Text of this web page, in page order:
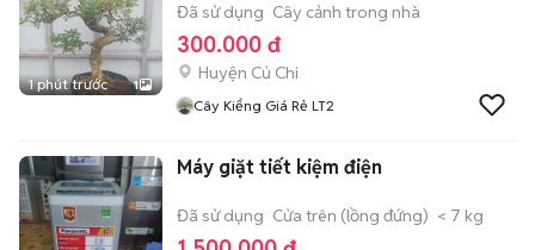
1 phút trước 1
Đã sử dụng Cây cảnh trong nhà
300.000 đ
Huyện Củ Chi
Cây Kiểng Giá Rẻ LT2
Máy giặt tiết kiệm điện
Đã sử dụng Cửa trên (lồng đứng) < 7 kg